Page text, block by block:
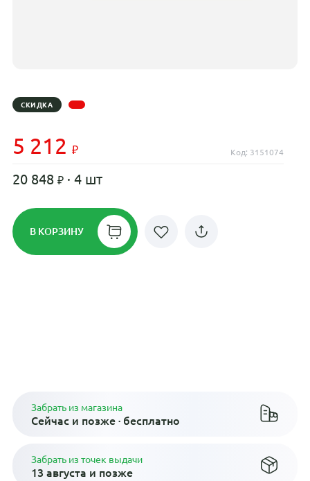
СКИДКА
5 212 Код: 3151074
20 848 · 4 шт
В КОРЗИНУ
Забрать из магазина
Сейчас и позже · бесплатно
Забрать из точек выдачи
13 августа и позже